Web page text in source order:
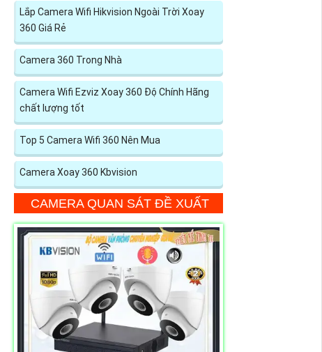
Lắp Camera Wifi Hikvision Ngoài Trời Xoay
360 Giá Rẻ
Camera 360 Trong Nhà
Camera Wifi Ezviz Xoay 360 Độ Chính Hãng
chất lượng tốt
Top 5 Camera Wifi 360 Nên Mua
Camera Xoay 360 Kbvision
CAMERA QUAN SÁT ĐỀ XUẤT